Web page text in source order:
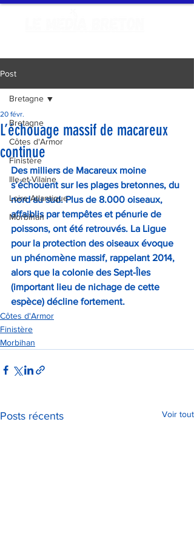
Post
Bretagne
Côtes d'Armor
Finistère
Ille-et-Vilaine
Loire Atlantique
Morbihan
Bretagne
L’échouage massif de macareux
continue
20 févr.
Des milliers de Macareux moine
s’échouent sur les plages bretonnes, du
nord au sud. Plus de 8.000 oiseaux,
affaiblis par tempêtes et pénurie de
poissons, ont été retrouvés. La Ligue
pour la protection des oiseaux évoque
un phénomène massif, rappelant 2014,
alors que la colonie des Sept-Îles
(important lieu de nichage de cette
espèce) décline fortement.
Côtes d'Armor
Finistère
Morbihan
Posts récents Voir tout